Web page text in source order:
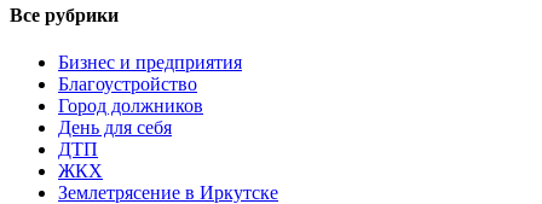
Все рубрики
Бизнес и предприятия
Благоустройство
Город должников
День для себя
ДТП
ЖКХ
Землетрясение в Иркутске